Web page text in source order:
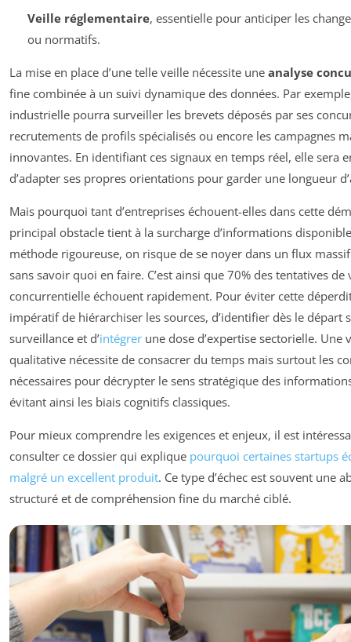
Veille réglementaire, essentielle pour anticiper les
ou normatifs.
La mise en place d’une telle veille nécessite une analyse
fine combinée à un suivi dynamique des données. Par
industrielle pourra surveiller les brevets déposés par ses
recrutements de profils spécialisés ou encore les campagnes
innovantes. En identifiant ces signaux en temps réel, elle sera
d’adapter ses propres orientations pour garder une longueur
Mais pourquoi tant d’entreprises échouent-elles dans cette
principal obstacle tient à la surcharge d’informations
méthode rigoureuse, on risque de se noyer dans un flux
sans savoir quoi en faire. C’est ainsi que 70% des tentatives de
concurrentielle échouent rapidement. Pour éviter cette
impératif de hiérarchiser les sources, d’identifier dès le départ
surveillance et d’intégrer une dose d’expertise sectorielle. Une
qualitative nécessite de consacrer du temps mais surtout les
nécessaires pour décrypter le sens stratégique des
évitant ainsi les biais cognitifs classiques.
Pour mieux comprendre les exigences et enjeux, il est
consulter ce dossier qui explique pourquoi certaines startups
malgré un excellent produit. Ce type d’échec est souvent une
structuré et de compréhension fine du marché ciblé.